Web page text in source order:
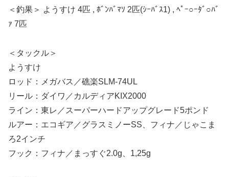
＜釣果＞ ようすけ 4匹 , ﾎﾞﾝﾊﾞﾏｿ 2匹(ｼｰﾊﾞｽ1) , ﾍﾟｰ○ｰﾀﾞ○ﾊﾞ
ｧ 7匹
＜タックル＞
ようすけ
ロッド：メガバス／礁楽SLM-74UL
リール：ダイワ／カルディアKIX2000
ライン：東レ／スーパーハードアップグレード5ポンド
ルアー：エコギア／グラスミノーSS、フィナ／じゃこま
ろ2インチ
フック：フィナ／まっすぐ2.0g、1,25g